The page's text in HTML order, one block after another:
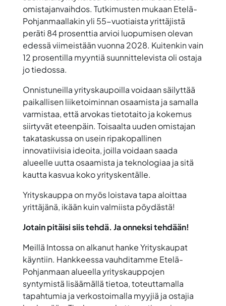
omistajanvaihdos. Tutkimusten mukaan Etelä-
Pohjanmaallakin yli 55-vuotiaista yrittäjistä
peräti 84 prosenttia arvioi luopumisen olevan
edessä viimeistään vuonna 2028. Kuitenkin vain
12 prosentilla myyntiä suunnittelevista oli ostaja
jo tiedossa.
Onnistuneilla yrityskaupoilla voidaan säilyttää
paikallisen liiketoiminnan osaamista ja samalla
varmistaa, että arvokas tietotaito ja kokemus
siirtyvät eteenpäin. Toisaalta uuden omistajan
takataskussa on usein ripakopallinen
innovatiivisia ideoita, joilla voidaan saada
alueelle uutta osaamista ja teknologiaa ja sitä
kautta kasvua koko yrityskentälle.
Yrityskauppa on myös loistava tapa aloittaa
yrittäjänä, ikään kuin valmiista pöydästä!
Jotain pitäisi siis tehdä. Ja onneksi tehdään!
Meillä Intossa on alkanut hanke Yrityskaupat
käyntiin. Hankkeessa vauhditamme Etelä-
Pohjanmaan alueella yrityskauppojen
syntymistä lisäämällä tietoa, toteuttamalla
tapahtumia ja verkostoimalla myyjiä ja ostajia